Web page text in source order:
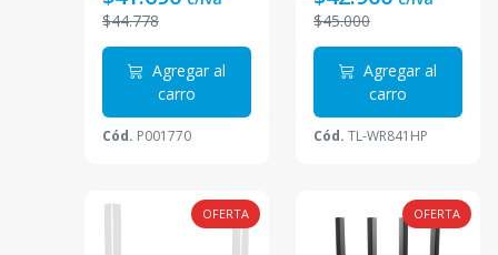
puertos LAN
1Gbps
$44.778
Agregar al
carro
Cód. P001770
$45.000
Agregar al
carro
Cód. TL-WR841HP
OFERTA OFERTA